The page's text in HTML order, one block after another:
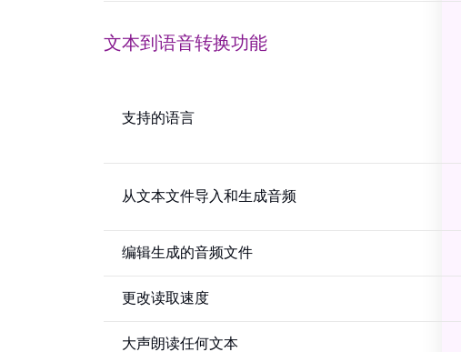
文本到语音转换功能
支持的语言
从文本文件导入和生成音频
编辑生成的音频文件
更改读取速度
大声朗读任何文本